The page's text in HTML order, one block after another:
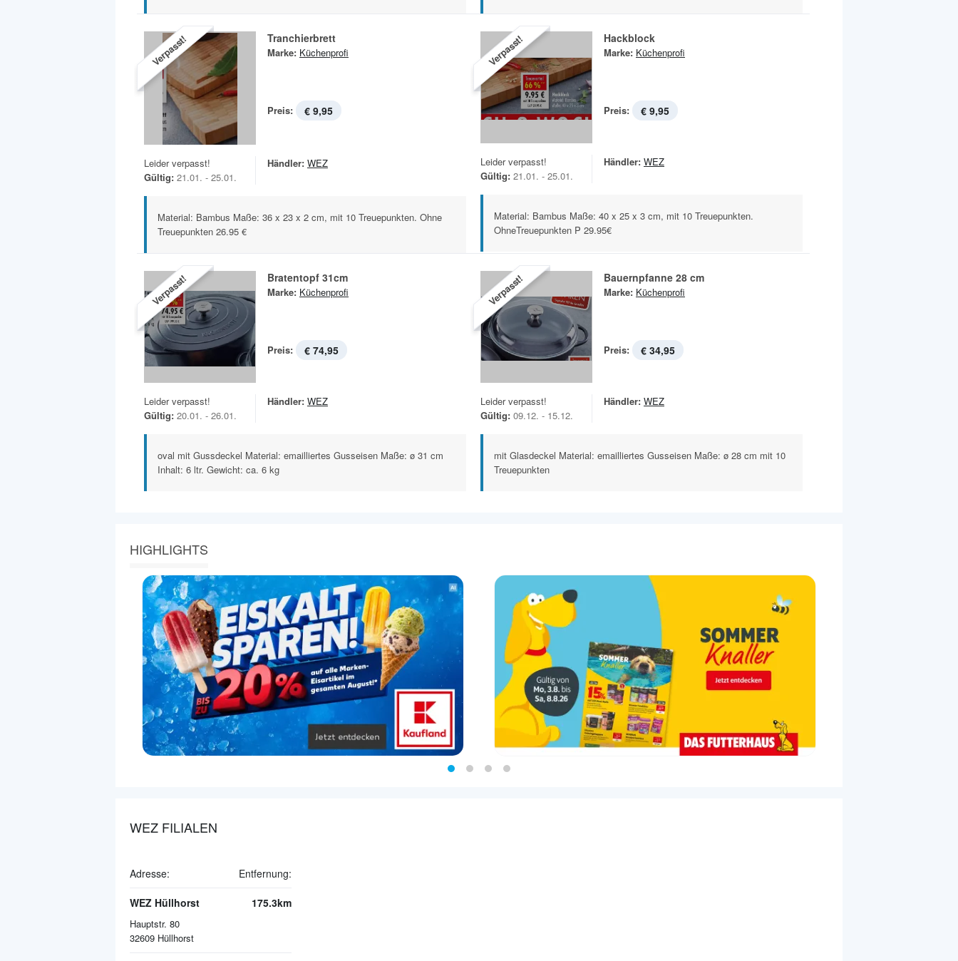
Verpasst! Tranchierbrett
Marke: Küchenprofi
Preis: € 9,95
Leider verpasst!
Gültig: 21.01. - 25.01.
Händler: WEZ
Material: Bambus Maße: 36 x 23 x 2 cm, mit 10 Treuepunkten. Ohne
Treuepunkten 26.95 €
Verpasst! Hackblock
Marke: Küchenprofi
Preis: € 9,95
Leider verpasst!
Gültig: 21.01. - 25.01.
Händler: WEZ
Material: Bambus Maße: 40 x 25 x 3 cm, mit 10 Treuepunkten.
OhneTreuepunkten P 29.95€
Verpasst! Bratentopf 31cm
Marke: Küchenprofi
Preis: € 74,95
Leider verpasst!
Gültig: 20.01. - 26.01.
Händler: WEZ
oval mit Gussdeckel Material: emailliertes Gusseisen Maße: ø 31 cm
Inhalt: 6 ltr. Gewicht: ca. 6 kg
Verpasst! Bauernpfanne 28 cm
Marke: Küchenprofi
Preis: € 34,95
Leider verpasst!
Gültig: 09.12. - 15.12.
Händler: WEZ
mit Glasdeckel Material: emailliertes Gusseisen Maße: ø 28 cm mit 10
Treuepunkten
HIGHLIGHTS
WEZ FILIALEN
Adresse: Entfernung:
WEZ Hüllhorst
Hauptstr. 80
32609 Hüllhorst
175.3km